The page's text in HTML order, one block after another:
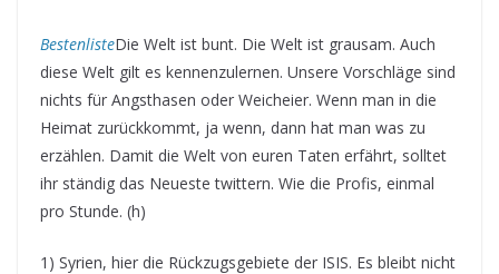
BestenlisteDie Welt ist bunt. Die Welt ist grausam. Auch
diese Welt gilt es kennenzulernen. Unsere Vorschläge sind
nichts für Angsthasen oder Weicheier. Wenn man in die
Heimat zurückkommt, ja wenn, dann hat man was zu
erzählen. Damit die Welt von euren Taten erfährt, solltet
ihr ständig das Neueste twittern. Wie die Profis, einmal
pro Stunde. (h)
1) Syrien, hier die Rückzugsgebiete der ISIS. Es bleibt nicht